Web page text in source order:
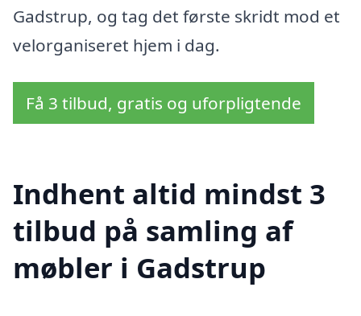
Gadstrup, og tag det første skridt mod et
velorganiseret hjem i dag.
Få 3 tilbud, gratis og uforpligtende
Indhent altid mindst 3
tilbud på samling af
møbler i Gadstrup